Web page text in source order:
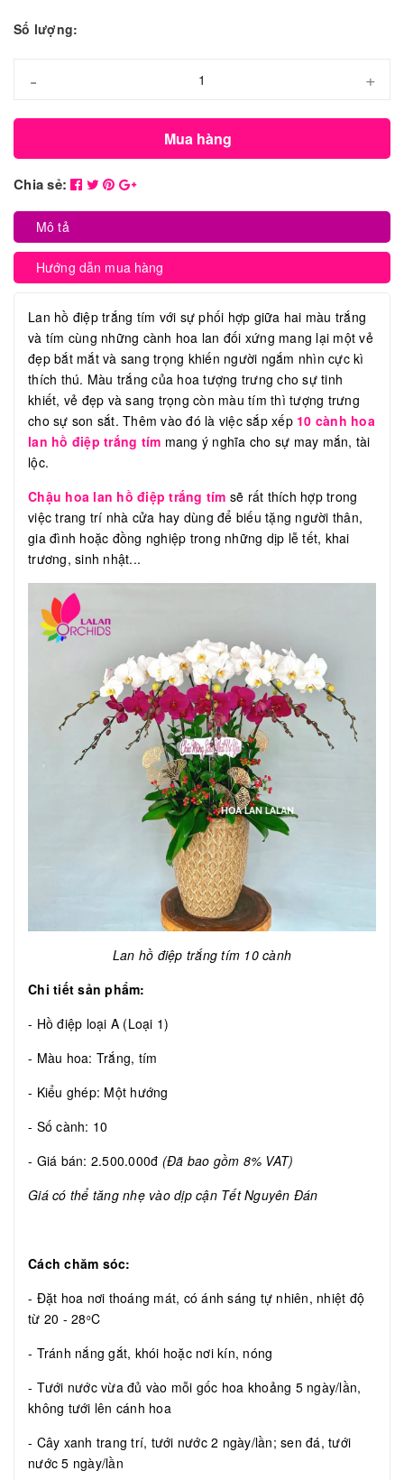
Số lượng:
- +
Mua hàng
Chia sẻ:
Mô tả
Hướng dẫn mua hàng
Lan hồ điệp trắng tím với sự phối hợp giữa hai màu trắng
và tím cùng những cành hoa lan đối xứng mang lại một vẻ
đẹp bắt mắt và sang trọng khiến người ngắm nhìn cực kì
thích thú. Màu trắng của hoa tượng trưng cho sự tinh
khiết, vẻ đẹp và sang trọng còn màu tím thì tượng trưng
cho sự son sắt. Thêm vào đó là việc sắp xếp 10 cành hoa
lan hồ điệp trắng tím mang ý nghĩa cho sự may mắn, tài
lộc.
Chậu hoa lan hồ điệp trắng tím sẽ rất thích hợp trong
việc trang trí nhà cửa hay dùng để biếu tặng người thân,
gia đình hoặc đồng nghiệp trong những dịp lễ tết, khai
trương, sinh nhật...
Lan hồ điệp trắng tím 10 cành
Chi tiết sản phẩm:
- Hồ điệp loại A (Loại 1)
- Màu hoa: Trắng, tím
- Kiểu ghép: Một hướng
- Số cành: 10
- Giá bán: 2.500.000đ (Đã bao gồm 8% VAT)
Giá có thể tăng nhẹ vào dịp cận Tết Nguyên Đán
Cách chăm sóc:
- Đặt hoa nơi thoáng mát, có ánh sáng tự nhiên, nhiệt độ
từ 20 - 28oC
- Tránh nắng gắt, khói hoặc nơi kín, nóng
- Tưới nước vừa đủ vào mỗi gốc hoa khoảng 5 ngày/lần,
không tưới lên cánh hoa
- Cây xanh trang trí, tưới nước 2 ngày/lần; sen đá, tưới
nước 5 ngày/lần